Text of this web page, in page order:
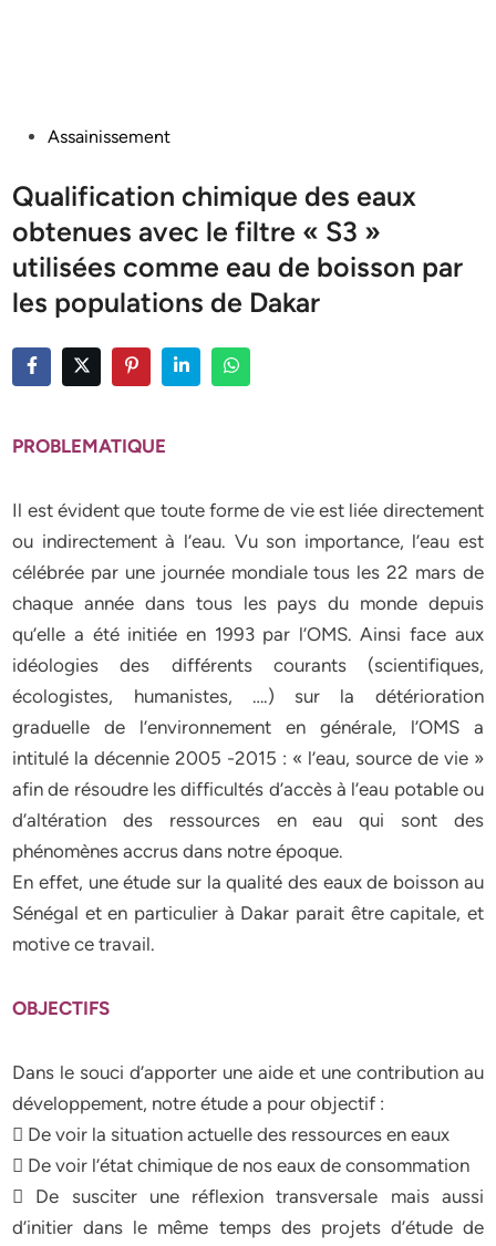
PostedAssainissement
Qualification chimique des eaux
obtenues avec le filtre « S3 »
utilisées comme eau de boisson par
les populations de Dakar
PROBLEMATIQUE
Il est évident que toute forme de vie est liée directement
ou indirectement à l’eau. Vu son importance, l’eau est
célébrée par une journée mondiale tous les 22 mars de
chaque année dans tous les pays du monde depuis
qu’elle a été initiée en 1993 par l’OMS. Ainsi face aux
idéologies des différents courants (scientifiques,
écologistes, humanistes, ….) sur la détérioration
graduelle de l’environnement en générale, l’OMS a
intitulé la décennie 2005 -2015 : « l’eau, source de vie »
afin de résoudre les difficultés d’accès à l’eau potable ou
d’altération des ressources en eau qui sont des
phénomènes accrus dans notre époque.
En effet, une étude sur la qualité des eaux de boisson au
Sénégal et en particulier à Dakar parait être capitale, et
motive ce travail.
OBJECTIFS
Dans le souci d’apporter une aide et une contribution au
développement, notre étude a pour objectif :
 De voir la situation actuelle des ressources en eaux
 De voir l’état chimique de nos eaux de consommation
 De susciter une réflexion transversale mais aussi
d’initier dans le même temps des projets d’étude de